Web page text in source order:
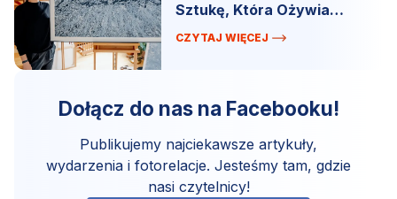
Sztukę, Która Ożywia
Przestrzeń!
CZYTAJ WIĘCEJ
Dołącz do nas na Facebooku!
Publikujemy najciekawsze artykuły,
wydarzenia i fotorelacje. Jesteśmy tam, gdzie
nasi czytelnicy!